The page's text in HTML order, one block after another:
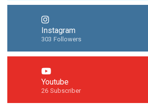
Instagram
303 Followers
Youtube
26 Subscriber